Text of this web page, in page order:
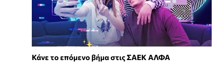
Κάνε το επόμενο βήμα στις ΣΑΕΚ ΑΛΦΑ